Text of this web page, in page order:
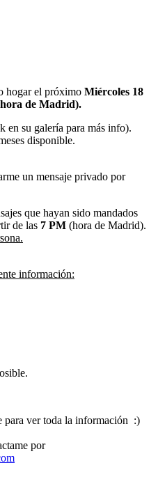
hogar el próximo Miércoles 18
de Madrid).
en su galería para más info).
disponible.
un mensaje privado por
que hayan sido mandados
de las 7 PM (hora de Madrid).
información:
para ver toda la información :)
por